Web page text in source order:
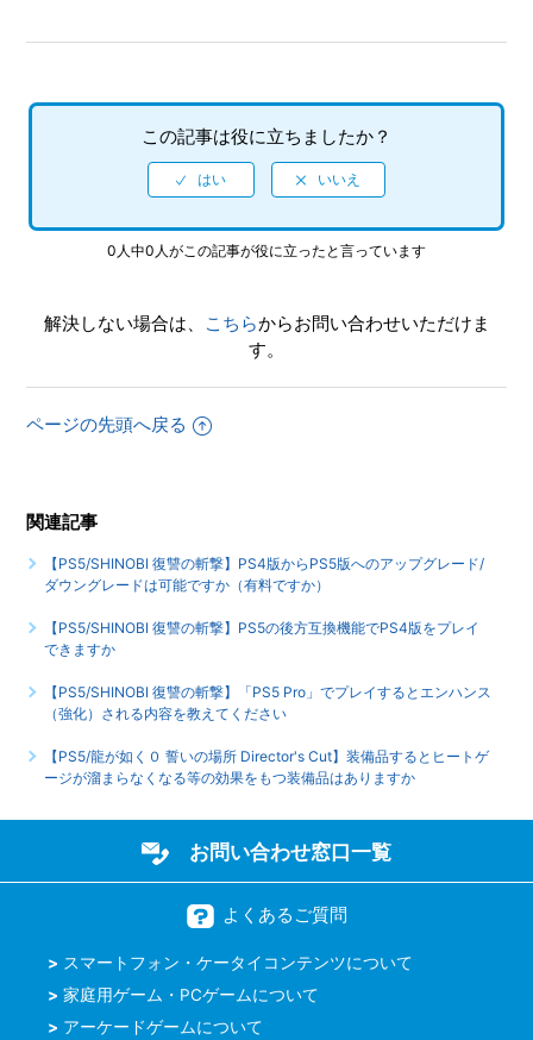
【PS5/SHINOBI 復讐の斬撃】ゲームが難しいのですが、何
ーは別々になりますか
【PS5/SHINOBI 復讐の斬撃】トロフィー、実績機能はあり
ますか
すか
【PS5/SHINOBI 復讐の斬撃】最大何人まで同時プレイ可能
いますか
もっと見る
この記事は役に立ちましたか？
0人中0人がこの記事が役に立ったと言っています
解決しない場合は、 こちらからお問い合わせいただけま
す。
ページの先頭へ戻る
関連記事
【PS5/SHINOBI 復讐の斬撃】PS4版からPS5版へのアップグレード/
ダウングレードは可能ですか（有料ですか）
【PS5/SHINOBI 復讐の斬撃】PS5の後方互換機能でPS4版をプレイ
できますか
【PS5/SHINOBI 復讐の斬撃】「PS5 Pro」でプレイするとエンハンス
（強化）される内容を教えてください
【PS5/龍が如く０ 誓いの場所 Director's Cut】装備品するとヒートゲ
ージが溜まらなくなる等の効果をもつ装備品はありますか
お問い合わせ窓口一覧
よくあるご質問
スマートフォン・ケータイコンテンツについて
家庭用ゲーム・PCゲームについて
アーケードゲームについて